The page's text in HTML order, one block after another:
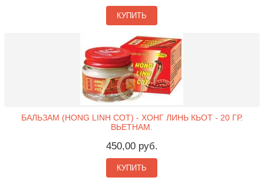
КУПИТЬ
БАЛЬЗАМ (HONG LINH COT) - ХОНГ ЛИНЬ КЬОТ - 20 ГР.
ВЬЕТНАМ.
450,00 руб.
КУПИТЬ